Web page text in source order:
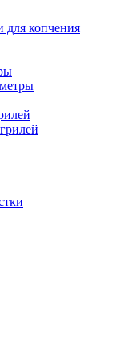
для копчения